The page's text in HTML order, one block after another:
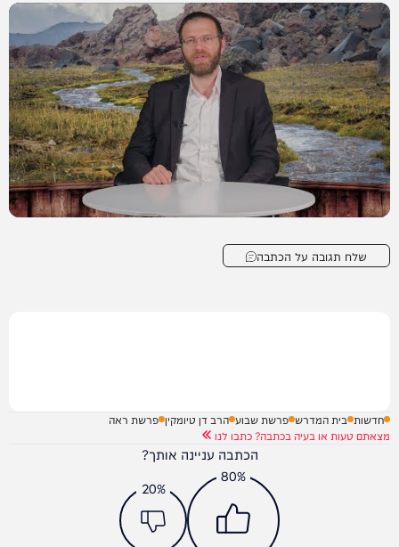
שלח תגובה על הכתבה
חדשות בית המדרש פרשת שבוע הרב דן טיומקין פרשת ראה
מצאתם טעות או בעיה בכתבה? כתבו לנו
הכתבה עניינה אותך?
80%
20%